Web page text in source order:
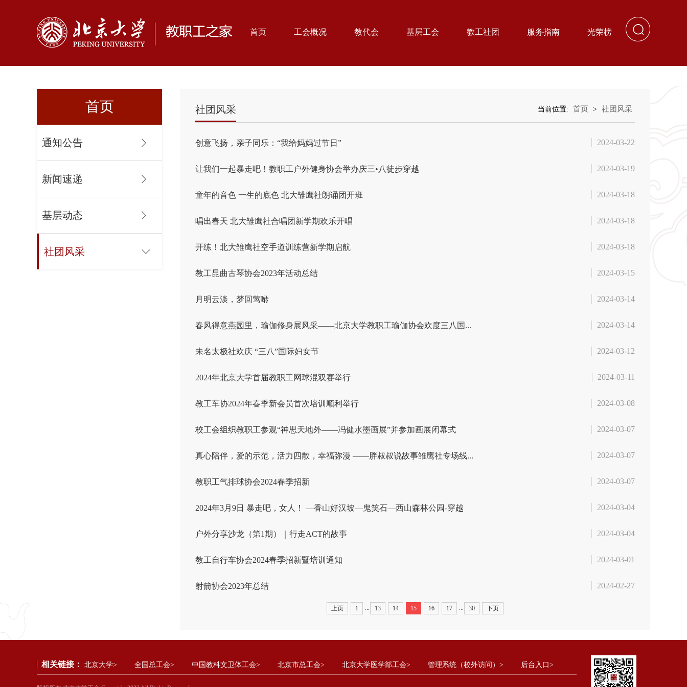
首页 工会概况 教代会 基层工会 教工社团 服务指南 光荣榜
首页
通知公告
新闻速递
基层动态
社团风采
社团风采 当前位置: 首页 > 社团风采
创意飞扬，亲子同乐：“我给妈妈过节日” 2024-03-22
让我们一起暴走吧！教职工户外健身协会举办庆三•八徒步穿越 2024-03-19
童年的音色 一生的底色 北大雏鹰社朗诵团开班 2024-03-18
唱出春天 北大雏鹰社合唱团新学期欢乐开唱 2024-03-18
开练！北大雏鹰社空手道训练营新学期启航 2024-03-18
教工昆曲古琴协会2023年活动总结 2024-03-15
月明云淡，梦回莺啭 2024-03-14
春风得意燕园里，瑜伽修身展风采——北京大学教职工瑜伽协会欢度三八国... 2024-03-14
未名太极社欢庆 “三八”国际妇女节 2024-03-12
2024年北京大学首届教职工网球混双赛举行 2024-03-11
教工车协2024年春季新会员首次培训顺利举行 2024-03-08
校工会组织教职工参观“神思天地外——冯健水墨画展”并参加画展闭幕式 2024-03-07
真心陪伴，爱的示范，活力四散，幸福弥漫 ——胖叔叔说故事雏鹰社专场线... 2024-03-07
教职工气排球协会2024春季招新 2024-03-07
2024年3月9日 暴走吧，女人！ —香山好汉坡—鬼笑石—西山森林公园-穿越 2024-03-04
户外分享沙龙（第1期）｜行走ACT的故事 2024-03-04
教工自行车协会2024春季招新暨培训通知 2024-03-01
射箭协会2023年总结 2024-02-27
上页 1 13 14 15 16 17 30 下页
相关链接： 北京大学> 全国总工会> 中国教科文卫体工会> 北京市总工会> 北京大学医学部工会> 管理系统（校外访问）> 后台入口>